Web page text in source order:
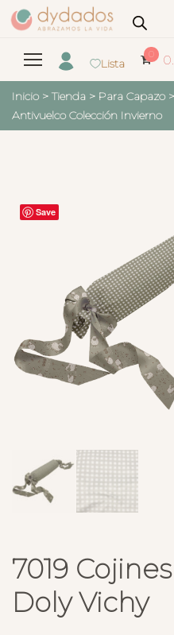
Lista
0
Inicio > Tienda > Para Capazo >
Antivuelco Colección Invierno
Save
7019
Doly Vichy